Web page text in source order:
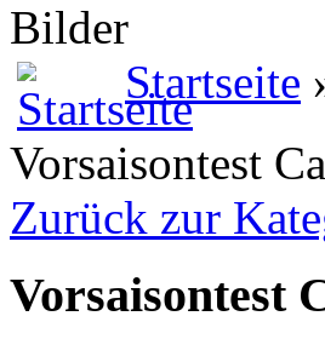
Bilder
Startseite
Vorsaisontest
Zurück zur
Vorsaisontest